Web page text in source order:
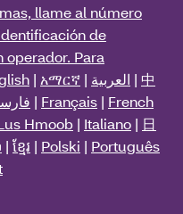
llame al número
de
Para
| አማርኛ | العربية | 中
| Français | French
Hmoob | Italiano | 日
| ខ្មែរ | Polski | Português